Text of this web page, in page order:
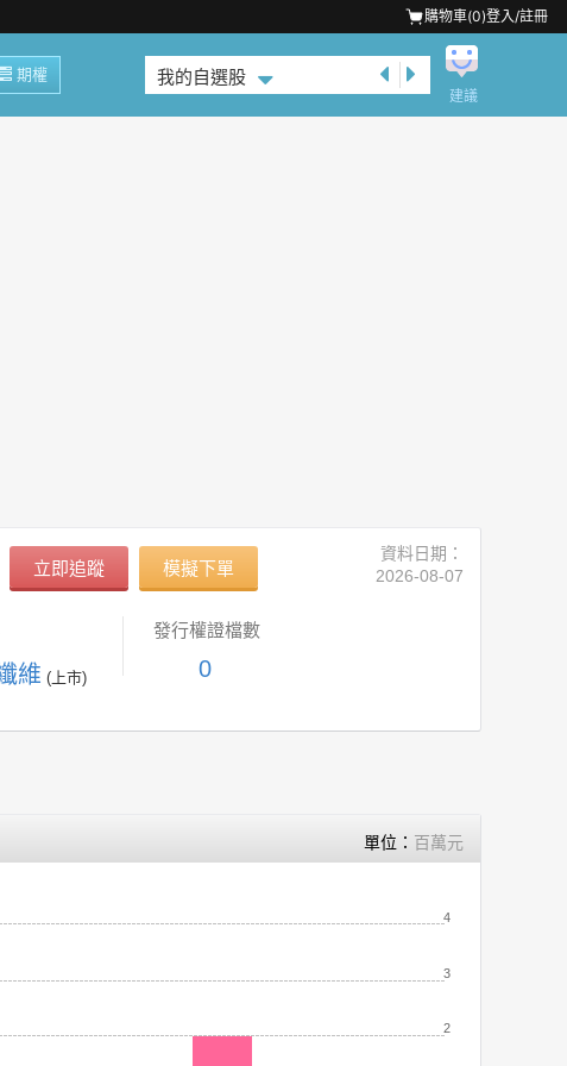
購物車(0)登入/註冊
期權 我的自選股
建議
立即追蹤 模擬下單
資料日期：
2026-08-07
維 (上市)
發行權證檔數
0
單位： 百萬元
2
3
4